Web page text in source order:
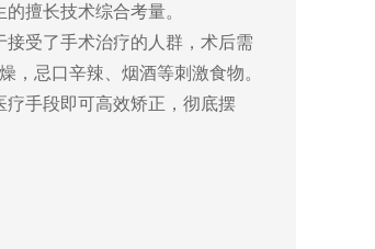
擅长技术综合考量。
接受了手术治疗的 人群，术后需
，忌口辛辣 、烟酒等刺激食物。
疗手段即可高效矫正 ， 彻底摆